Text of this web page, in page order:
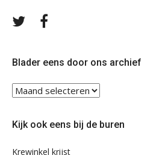
Volg
Blader eens door ons archief
Blader
eens
ons
Kijk ook eens bij de buren
Krewinkel krijst